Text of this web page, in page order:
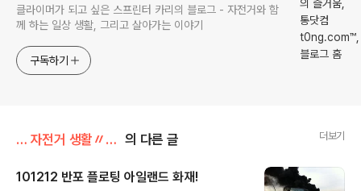
클라이머가 되고 싶은 스프린터 카리의 블로그 - 자전거와 함
께 하는 일상 생활, 그리고 살아가는 이야기
구독하기
… 자전거 생활〃/라이딩 후기 의 다른 글 더보기
101212 반포 플로팅 아일랜드 화재!